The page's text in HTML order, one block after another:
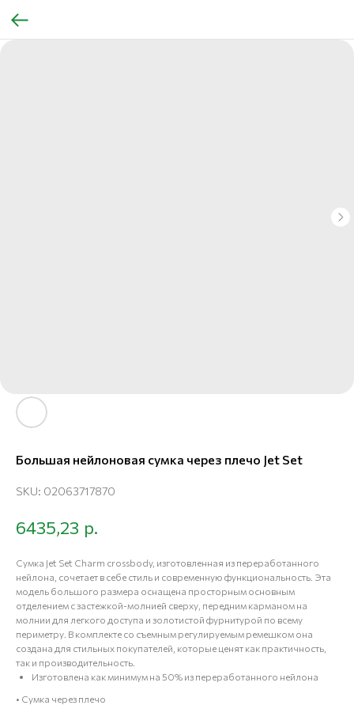
Большая нейлоновая сумка через плечо Jet Set
SKU: 02063717870
6435,23 р.
Сумка Jet Set Charm crossbody, изготовленная из переработанного
нейлона, сочетает в себе стиль и современную функциональность. Эта
модель большого размера оснащена просторным основным
отделением с застежкой-молнией сверху, передним карманом на
молнии для легкого доступа и золотистой фурнитурой по всему
периметру. В комплекте со съемным регулируемым ремешком она
создана для стильных покупателей, которые ценят как практичность,
так и производительность.
Изготовлена как минимум на 50% из переработанного нейлона
• Сумка через плечо